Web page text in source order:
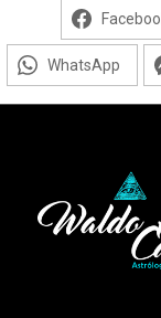
WhatsApp